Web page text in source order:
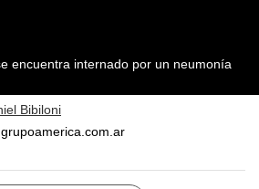
encuentra internado por un neumonía
Bibiloni